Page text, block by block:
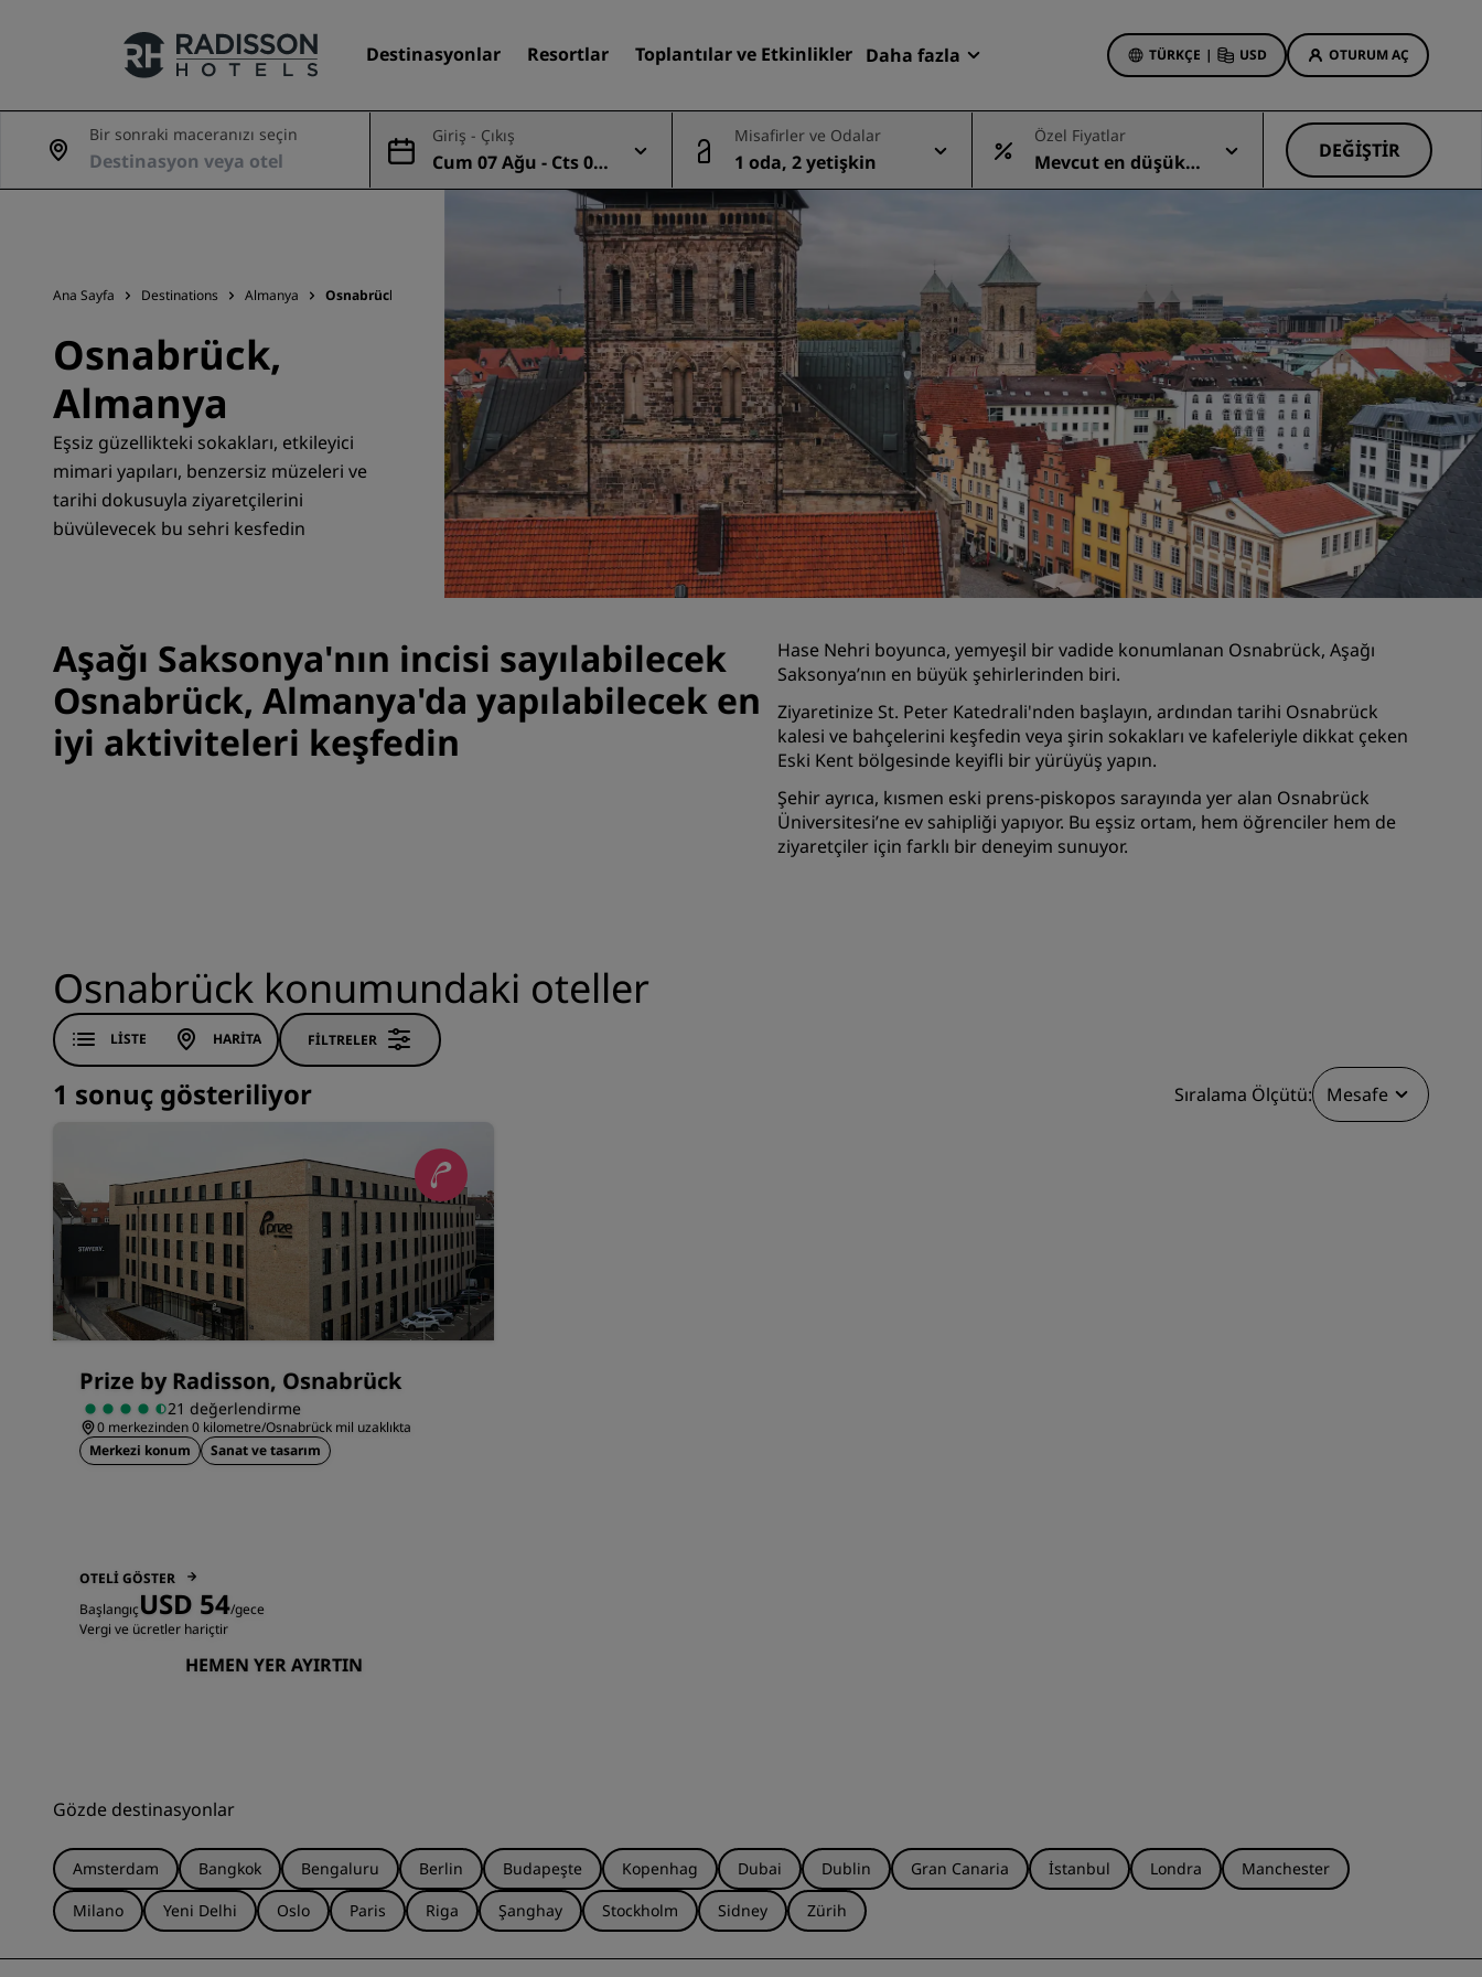
Destinasyonlar Resortlar Toplantılar ve Etkinlikler Daha fazla
Fırsatlar
Radisson Rewards
Rezervasyonlarım
TÜRKÇE | USD OTURUM AÇ
Markalarımız
Otelinizi bulun
Destinasyonlar
Resortlar
Hizmet verilen daireler
Havaalanı otelleri
Yeni & yakında kullanıma
sunulacak oteller
Toplantılar ve Etkinlikler
Radisson Meetings'i Keşfedin
Toplantı odası rezerve edin
Fiyat Teklifi İsteyin
Etkinlik Destinasyonları
Uçuş ara
Uçuş ara
Search for a restaurant
Otel Fırsatları
Deals of the Day
Erken rezervasyon
Paketlerimize göz atın
Seyahat fikirleri
Aile dostu oteller
Rad Pets
Düğün mekanları
Sürdürülebilir konaklamalar
Spor takımı konaklamaları
Şehir merkezi otelleri
Radisson Rewards
Radisson Rewards'u keşfedin
Avantajlar
Bir sonraki maceranızı seçin Giriş - Çıkış
Cum 07 Ağu - Cts 08
Ağu
Misafirler ve Odalar
1 oda, 2 yetişkin
Özel Fiyatlar
Mevcut en düşük
fiyat
DEĞIŞTIR
Ana Sayfa Destinations Almanya Osnabrück
Osnabrück,
Almanya
Eşsiz güzellikteki sokakları, etkileyici
mimari yapıları, benzersiz müzeleri ve
tarihi dokusuyla ziyaretçilerini
büyüleyecek bu şehri keşfedin
Aşağı Saksonya'nın incisi sayılabilecek
Osnabrück, Almanya'da yapılabilecek en
iyi aktiviteleri keşfedin
Hase Nehri boyunca, yemyeşil bir vadide konumlanan Osnabrück, Aşağı
Saksonya’nın en büyük şehirlerinden biri.
Ziyaretinize St. Peter Katedrali'nden başlayın, ardından tarihi Osnabrück
kalesi ve bahçelerini keşfedin veya şirin sokakları ve kafeleriyle dikkat çeken
Eski Kent bölgesinde keyifli bir yürüyüş yapın.
Şehir ayrıca, kısmen eski prens-piskopos sarayında yer alan Osnabrück
Üniversitesi’ne ev sahipliği yapıyor. Bu eşsiz ortam, hem öğrenciler hem de
ziyaretçiler için farklı bir deneyim sunuyor.
Osnabrück konumundaki oteller
LISTE HARITA FILTRELER
1 sonuç gösteriliyor Sıralama Ölçütü: Mesafe
Prize by Radisson, Osnabrück
21 değerlendirme
0 merkezinden 0 kilometre/Osnabrück mil uzaklıkta
Merkezi konum
Sanat ve tasarım
OTELI GÖSTER
BaşlangıçUSD 54/gece
Vergi ve ücretler hariçtir
HEMEN YER AYIRTIN
Gözde destinasyonlar
Amsterdam Bangkok Bengaluru Berlin Budapeşte Kopenhag Dubai Dublin Gran Canaria İstanbul Londra
Manchester
Milano
Yeni Delhi Oslo Paris Riga Şanghay Stockholm Sidney Zürih